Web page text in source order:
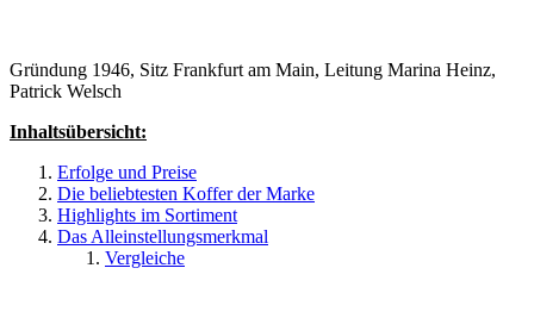
Gründung 1946, Sitz Frankfurt am Main, Leitung Marina Heinz,
Patrick Welsch
Inhaltsübersicht:
Erfolge und Preise
Die beliebtesten Koffer der Marke
Highlights im Sortiment
Das Alleinstellungsmerkmal
Vergleiche